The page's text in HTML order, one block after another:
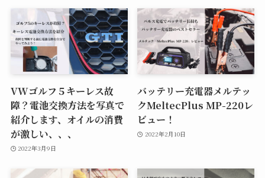
VWゴルフ５キーレス故
障？電池交換方法を写真で
紹介します、オイルの消費
が激しい、、、
2022年3月9日
バッテリー充電器メルテッ
クMeltecPlus MP-220レ
ビュー！
2022年2月10日